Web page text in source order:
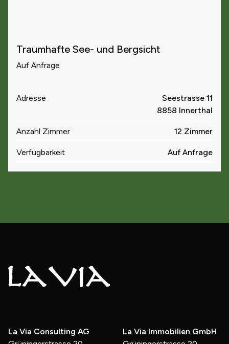
Traumhafte See- und Bergsicht
Auf Anfrage
Adresse
Seestrasse 11
8858 Innerthal
Anzahl Zimmer 12 Zimmer
Verfügbarkeit Auf Anfrage
La Via Consulting AG
La Via Immobilien GmbH